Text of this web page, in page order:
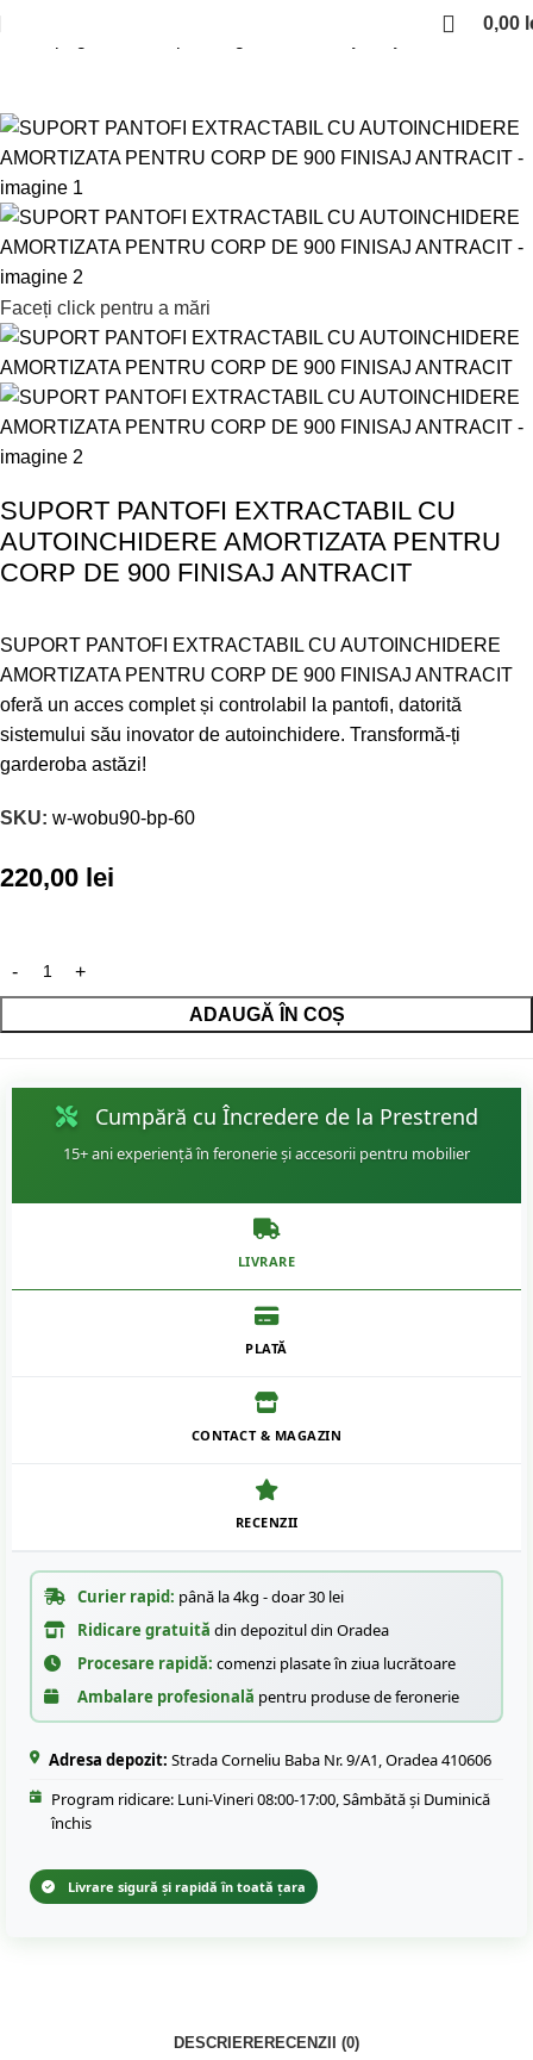
0,00
Suport pantofi
Faceți click pentru a mări
SUPORT PANTOFI EXTRACTABIL CU
AUTOINCHIDERE AMORTIZATA PENTRU
CORP DE 900 FINISAJ ANTRACIT
SUPORT PANTOFI EXTRACTABIL CU AUTOINCHIDERE
AMORTIZATA PENTRU CORP DE 900 FINISAJ ANTRACIT
oferă un acces complet și controlabil la pantofi, datorită
sistemului său inovator de autoinchidere. Transformă-ți
garderoba astăzi!
SKU: w-wobu90-bp-60
220,00 lei
ADAUGĂ ÎN COȘ
Cumpără cu Încredere de la Prestrend
15+ ani experiență în feronerie și accesorii pentru mobilier
LIVRARE
PLATĂ
CONTACT & MAGAZIN
RECENZII
Curier rapid: până la 4kg - doar 30 lei
Ridicare gratuită din depozitul din Oradea
Procesare rapidă: comenzi plasate în ziua lucrătoare
Ambalare profesională pentru produse de feronerie
Adresa depozit: Strada Corneliu Baba Nr. 9/A1, Oradea 410606
Program ridicare: Luni-Vineri 08:00-17:00, Sâmbătă și Duminică
închis
Livrare sigură și rapidă în toată țara
DESCRIERERECENZII (0)